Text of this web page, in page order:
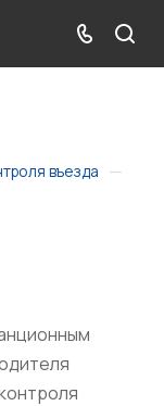
въезда —